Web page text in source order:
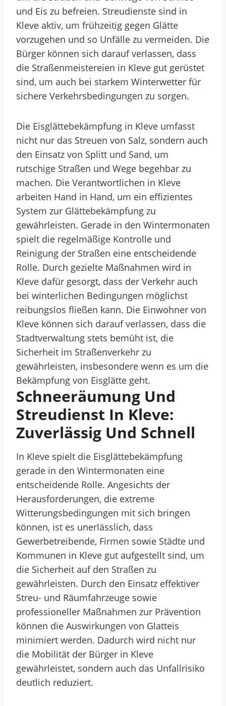
und Eis zu befreien. Streudienste sind in
Kleve aktiv, um frühzeitig gegen Glätte
vorzugehen und so Unfälle zu vermeiden. Die
Bürger können sich darauf verlassen, dass
die Straßenmeistereien in Kleve gut gerüstet
sind, um auch bei starkem Winterwetter für
sichere Verkehrsbedingungen zu sorgen.
Die Eisglättebekämpfung in Kleve umfasst
nicht nur das Streuen von Salz, sondern auch
den Einsatz von Splitt und Sand, um
rutschige Straßen und Wege begehbar zu
machen. Die Verantwortlichen in Kleve
arbeiten Hand in Hand, um ein effizientes
System zur Glättebekämpfung zu
gewährleisten. Gerade in den Wintermonaten
spielt die regelmäßige Kontrolle und
Reinigung der Straßen eine entscheidende
Rolle. Durch gezielte Maßnahmen wird in
Kleve dafür gesorgt, dass der Verkehr auch
bei winterlichen Bedingungen möglichst
reibungslos fließen kann. Die Einwohner von
Kleve können sich darauf verlassen, dass die
Stadtverwaltung stets bemüht ist, die
Sicherheit im Straßenverkehr zu
gewährleisten, insbesondere wenn es um die
Bekämpfung von Eisglätte geht.
Schneeräumung Und
Streudienst In Kleve:
Zuverlässig Und Schnell
In Kleve spielt die Eisglättebekämpfung
gerade in den Wintermonaten eine
entscheidende Rolle. Angesichts der
Herausforderungen, die extreme
Witterungsbedingungen mit sich bringen
können, ist es unerlässlich, dass
Gewerbetreibende, Firmen sowie Städte und
Kommunen in Kleve gut aufgestellt sind, um
die Sicherheit auf den Straßen zu
gewährleisten. Durch den Einsatz effektiver
Streu- und Räumfahrzeuge sowie
professioneller Maßnahmen zur Prävention
können die Auswirkungen von Glatteis
minimiert werden. Dadurch wird nicht nur
die Mobilität der Bürger in Kleve
gewährleistet, sondern auch das Unfallrisiko
deutlich reduziert.